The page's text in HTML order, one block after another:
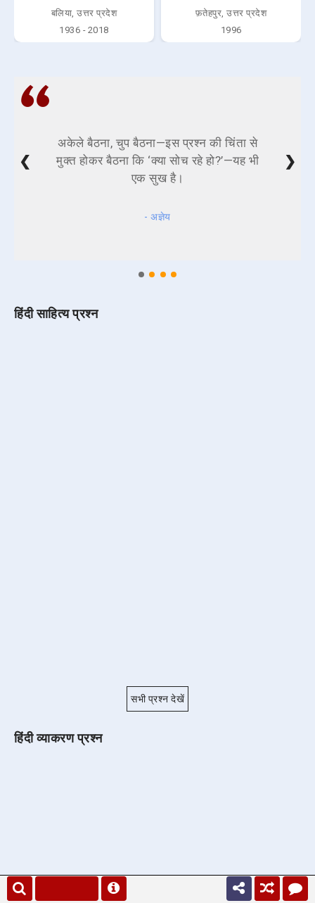
बलिया, उत्तर प्रदेश
1936 - 2018
फ़तेहपुर, उत्तर प्रदेश
1996
अकेले बैठना, चुप बैठना—इस प्रश्न की चिंता से
मुक्त होकर बैठना कि ‘क्या सोच रहे हो?’—यह भी
एक सुख है।
- अज्ञेय
❮ ❯
हिंदी साहित्य प्रश्न
सभी प्रश्न देखें
हिंदी व्याकरण प्रश्न